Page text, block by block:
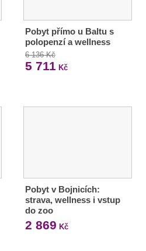
Pobyt přímo u Baltu s
polopenzí a wellness
6 136 Kč
5 711 Kč
Pobyt v Bojnicích:
strava, wellness i vstup
do zoo
2 869 Kč